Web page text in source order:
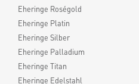
Eheringe Roségold
Eheringe Platin
Eheringe Silber
Eheringe Palladium
Eheringe Titan
Eheringe Edelstahl